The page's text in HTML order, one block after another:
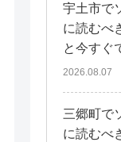
宇土市で
に読むべ
と今すぐ
2026.08.07
三郷町で
に読むべ